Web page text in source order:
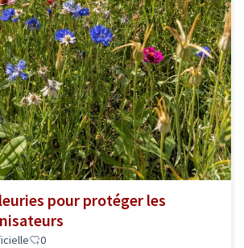
pour protéger les
0